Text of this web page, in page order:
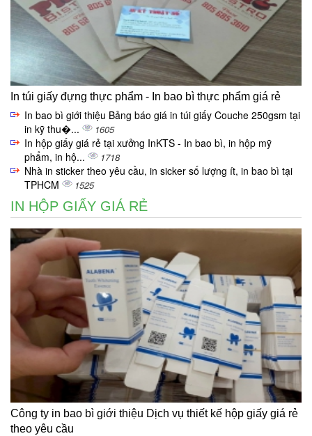
In túi giấy đựng thực phẩm - In bao bì thực phẩm giá rẻ
In bao bì giới thiệu Bảng báo giá in túi giấy Couche 250gsm tại
in kỹ thu�...
1605
In hộp giấy giá rẻ tại xưởng InKTS - In bao bì, in hộp mỹ
phẩm, in hộ...
1718
Nhà in sticker theo yêu cầu, in sicker số lượng ít, in bao bì tại
TPHCM
1525
IN HỘP GIẤY GIÁ RẺ
Công ty in bao bì giới thiệu Dịch vụ thiết kế hộp giấy giá rẻ
theo yêu cầu